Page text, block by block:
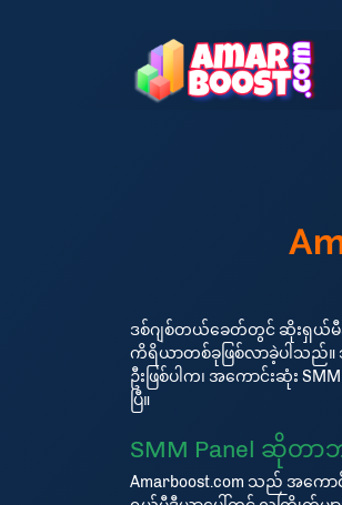
ဒစ်ဂျစ်တယ်ခေတ်တွင် ဆိုးရှယ်မီ
ကိရိယာတစ်ခုဖြစ်လာခဲ့ပါသည်။
ဦးဖြစ်ပါက၊ အကောင်းဆုံး
ပြီ။
SMM Panel ဆိုတ
Amarboost.com သည် အကော